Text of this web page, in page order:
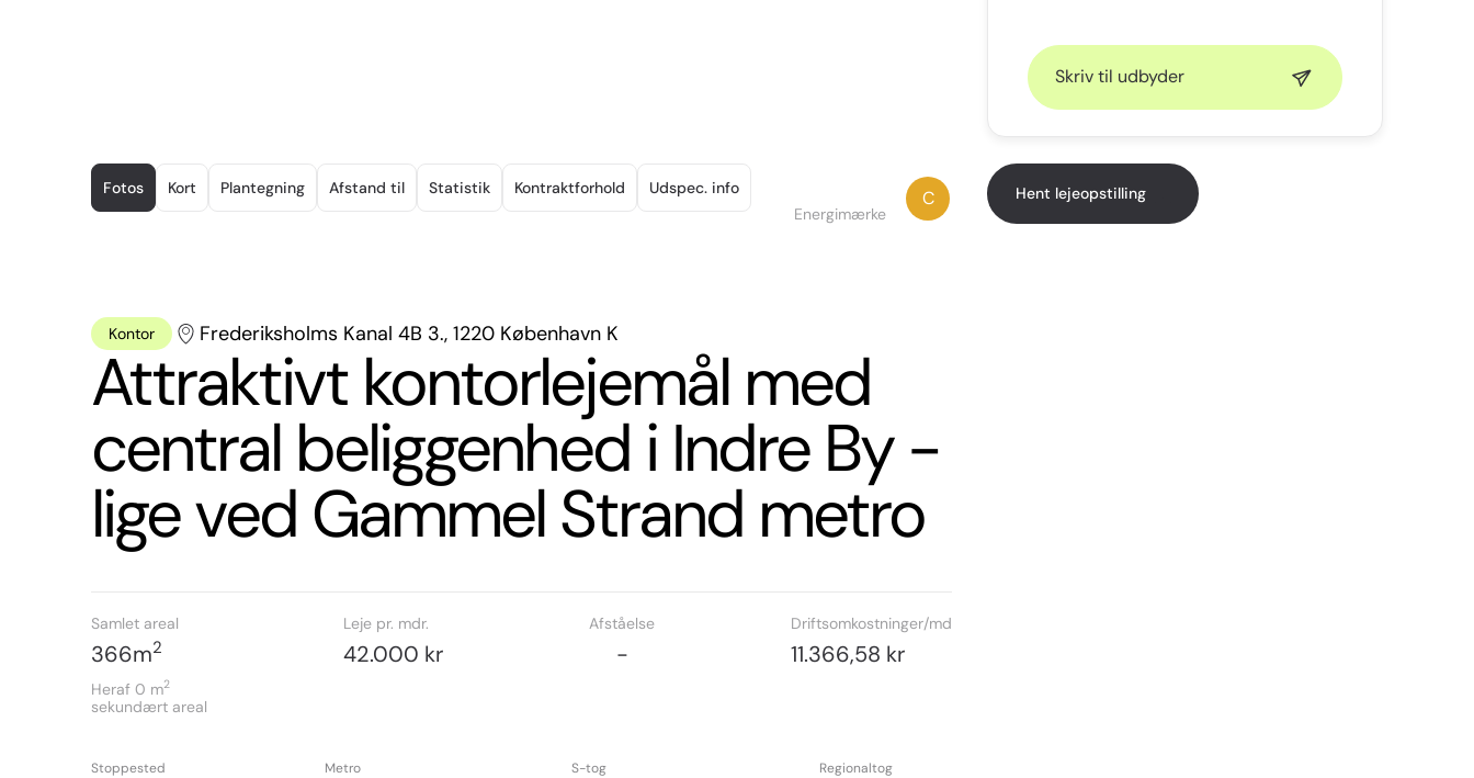
1
of
Fotos Kort Plantegning Afstand til Statistik Kontraktforhold
Udspec. info
Energimærke
C
Kontor Frederiksholms Kanal 4B 3., 1220 København K
Attraktivt kontorlejemål med
central beliggenhed i Indre By -
lige ved Gammel Strand metro
Samlet areal
366m2
Heraf 0 m2
sekundært areal
Leje pr. mdr.
42.000 kr
Afståelse
-
Driftsomkostninger/md
11.366,58 kr
Stoppested Metro S-tog Regionaltog
Skriv til udbyder
Hent lejeopstilling